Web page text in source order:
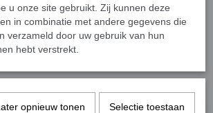
deze artikelen kun je vinden door te
hieronder:
Coolkeeper)en
u onze site gebruikt. Zij kunnen deze
in combinatie met andere gegevens die
verzameld door uw gebruik van hun
hebt verstrekt.
opnieuw tonen Selectie toestaan